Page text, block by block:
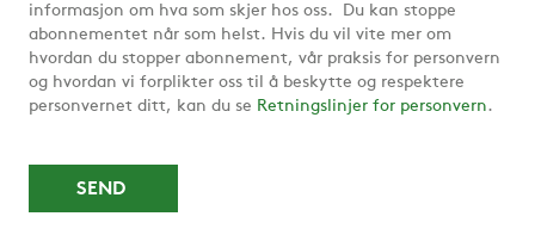
informasjon om hva som skjer hos oss. Du kan stoppe
abonnementet når som helst. Hvis du vil vite mer om
hvordan du stopper abonnement, vår praksis for personvern
og hvordan vi forplikter oss til å beskytte og respektere
personvernet ditt, kan du se Retningslinjer for personvern.